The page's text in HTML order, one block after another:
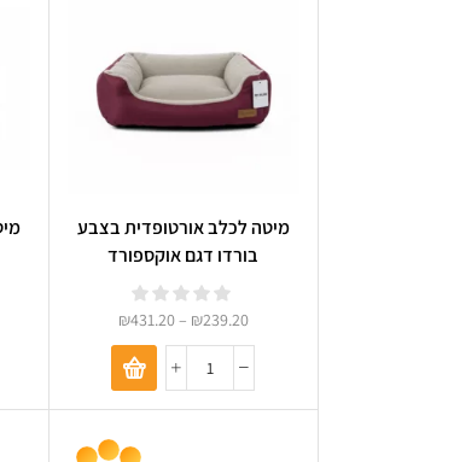
מיטה לכלב אורטופדית בצבע
בורדו דגם אוקספורד
₪239.20
–
₪431.20